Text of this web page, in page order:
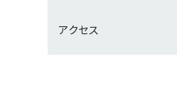
アクセス